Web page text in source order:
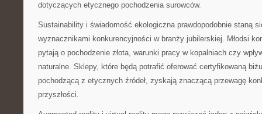
dotyczących etycznego pochodzenia surowców.
Sustainability i świadomość ekologiczna prawdopodobnie staną
wyznacznikami konkurencyjności w branży jubilerskiej. Młodsi
pytają o pochodzenie złota, warunki pracy w kopalniach czy
naturalne. Sklepy, które będą potrafić oferować certyfikowaną
pochodzącą z etycznych źródeł, zyskają znaczącą przewagę
przyszłości.